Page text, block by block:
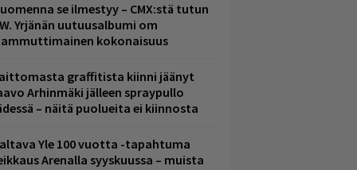
se ilmestyy – CMX:stä tutun
Yrjänän uutuusalbumi om
kokonaisuus
graffitista kiinni jäänyt
Arhinmäki jälleen spraypullo
– näitä puolueita ei kiinnosta
Yle 100 vuotta -tapahtuma
Arenalla syyskuussa – muista